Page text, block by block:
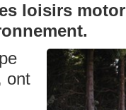
loisirs
ont